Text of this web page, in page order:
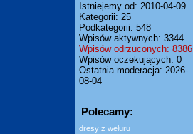
Istniejemy od: 2010-04-09
Kategorii: 25
Podkategorii: 548
Wpisów aktywnych: 3344
Wpisów odrzuconych: 8386
Wpisów oczekujących: 0
Ostatnia moderacja: 2026-
08-04
Polecamy:
dresy z weluru